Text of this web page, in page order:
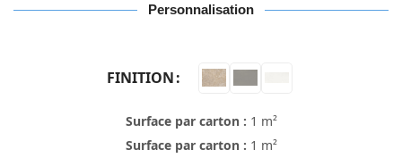
Personnalisation
FINITION
Surface par carton : 1 m²
Surface par carton : 1 m²